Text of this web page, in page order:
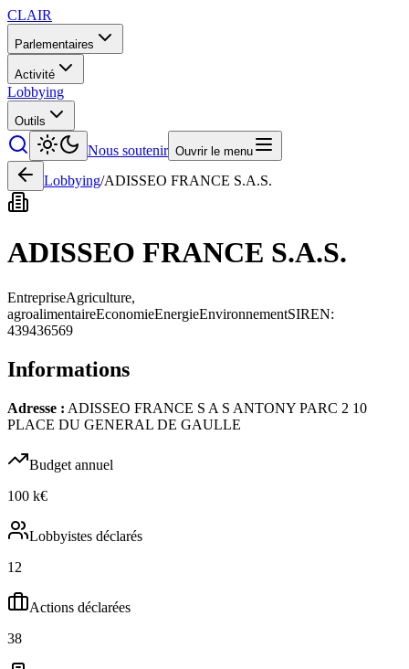
CLAIR
Parlementaires
Activité
Lobbying
Outils
Nous soutenir Ouvrir le menu
Lobbying/ADISSEO FRANCE S.A.S.
ADISSEO FRANCE S.A.S.
EntrepriseAgriculture,
agroalimentaireEconomieEnergieEnvironnementSIREN:
439436569
Informations
Adresse : ADISSEO FRANCE S A S ANTONY PARC 2 10
PLACE DU GENERAL DE GAULLE
Budget annuel
100 k€
Lobbyistes déclarés
12
Actions déclarées
38